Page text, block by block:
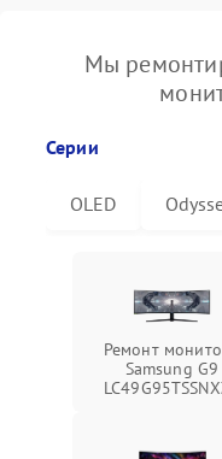
Мы
Серии
OLED
Ремонт
Samsung G9